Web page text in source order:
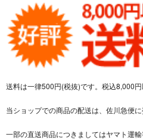
送料は一律500円(税抜)です。税込8,000
当ショップでの商品の配送は、佐川急便に
一部の直送商品につきましてはヤマト運